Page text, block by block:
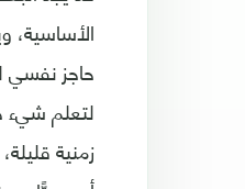
حاجز نفسي
لتعلم شيء
زمنية